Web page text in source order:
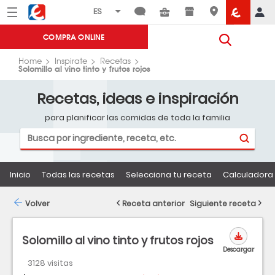
Menú Eroski
COMPRA ONLINE
Home Inspirate Recetas
Solomillo al vino tinto y frutos rojos
Recetas, ideas e inspiración
para planificar las comidas de toda la familia
Inicio Todas las recetas Selecciona tu receta
Solomillo al vino tinto y frutos rojos
3128 visitas
Descargar
Volver Receta anterior Siguiente receta